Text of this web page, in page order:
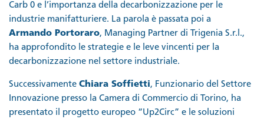
Carb 0 e l’importanza della decarbonizzazione per le
industrie manifatturiere. La parola è passata poi a
Armando Portoraro, Managing Partner di Trigenia S.r.l.,
ha approfondito le strategie e le leve vincenti per la
decarbonizzazione nel settore industriale.
Successivamente Chiara Soffietti, Funzionario del Settore
Innovazione presso la Camera di Commercio di Torino, ha
presentato il progetto europeo “Up2Circ” e le soluzioni